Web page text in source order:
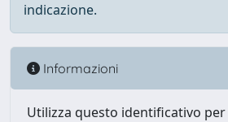
indicazione.
Informazioni
Utilizza questo identificativo